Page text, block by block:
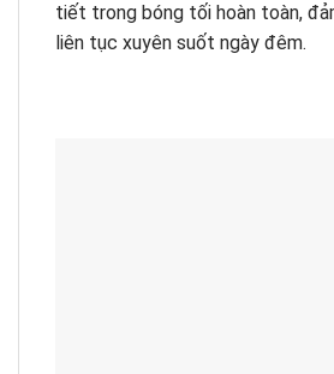
tiết trong bóng tối hoàn toàn,
liên tục xuyên suốt ngày đêm.